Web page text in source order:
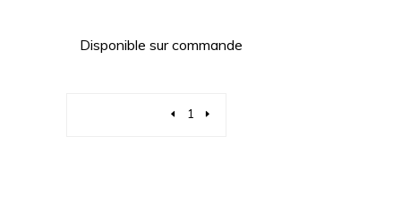
Disponible sur commande